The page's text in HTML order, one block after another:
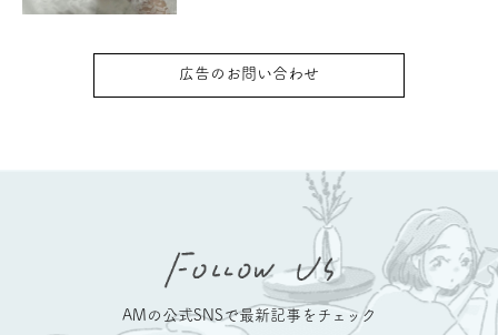
広告のお問い合わせ
AMの公式SNSで最新記事をチェック